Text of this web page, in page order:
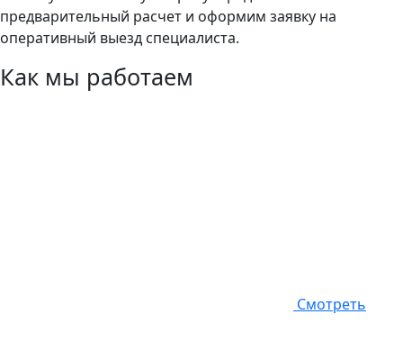
предварительный расчет и оформим заявку на
оперативный выезд специалиста.
Как мы работаем
Смотреть